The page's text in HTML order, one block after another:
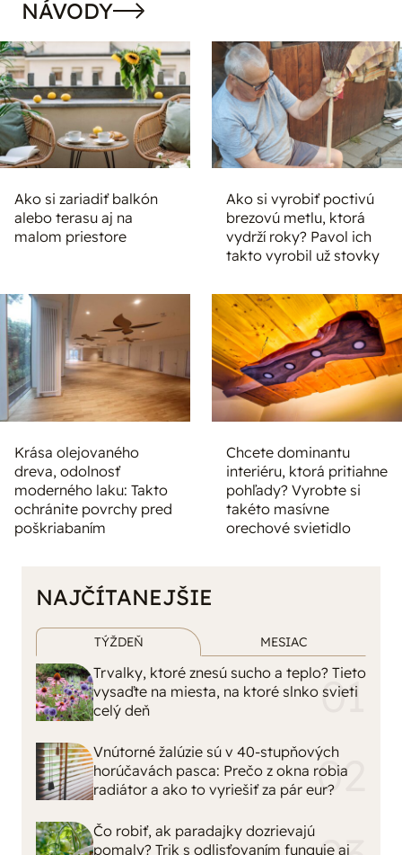
NÁVODY
Ako si zariadiť balkón
alebo terasu aj na
malom priestore
Ako si vyrobiť poctivú
brezovú metlu, ktorá
vydrží roky? Pavol ich
takto vyrobil už stovky
Krása olejovaného
dreva, odolnosť
moderného laku: Takto
ochránite povrchy pred
poškriabaním
Chcete dominantu
interiéru, ktorá pritiahne
pohľady? Vyrobte si
takéto masívne
orechové svietidlo
NAJČÍTANEJŠIE
TÝŽDEŇ MESIAC
Trvalky, ktoré znesú sucho a teplo? Tieto
vysaďte na miesta, na ktoré slnko svieti
celý deň
Vnútorné žalúzie sú v 40-stupňových
horúčavách pasca: Prečo z okna robia
radiátor a ako to vyriešiť za pár eur?
Čo robiť, ak paradajky dozrievajú
pomaly? Trik s odlisťovaním funguje aj